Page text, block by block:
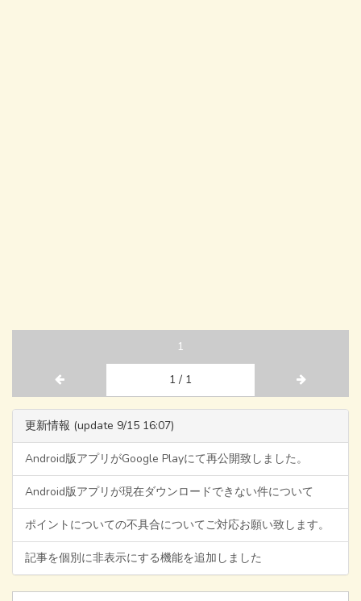
1
1 / 1
更新情報 (update 9/15 16:07)
Android版アプリがGoogle Playにて再公開致しました。
Android版アプリが現在ダウンロードできない件について
ポイントについての不具合についてご対応お願い致します。
記事を個別に非表示にする機能を追加しました